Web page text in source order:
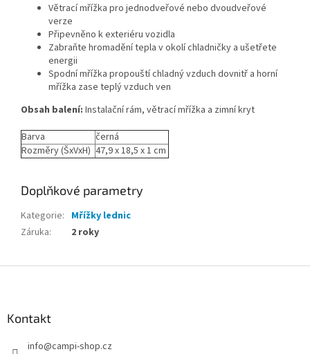
Větrací mřížka pro jednodveřové nebo dvoudveřové
verze
Připevněno k exteriéru vozidla
Zabraňte hromadění tepla v okolí chladničky a ušetřete
energii
Spodní mřížka propouští chladný vzduch dovnitř a horní
mřížka zase teplý vzduch ven
Obsah balení: Instalační rám, větrací mřížka a zimní kryt
Barva
černá
Rozměry (ŠxVxH) 47,9 x 18,5 x 1 cm
Doplňkové parametry
Kategorie: Mřížky lednic
Záruka: 2 roky
Kontakt
info@campi-shop.cz